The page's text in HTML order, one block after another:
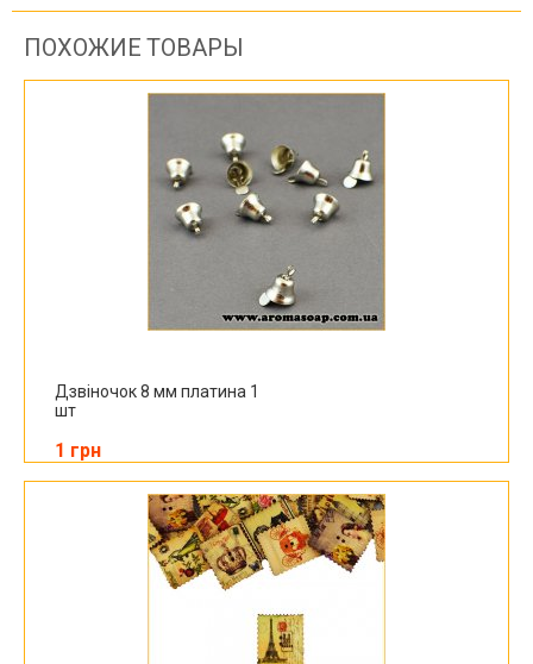
ПОХОЖИЕ ТОВАРЫ
Дзвіночок 8 мм платина 1
шт
1 грн